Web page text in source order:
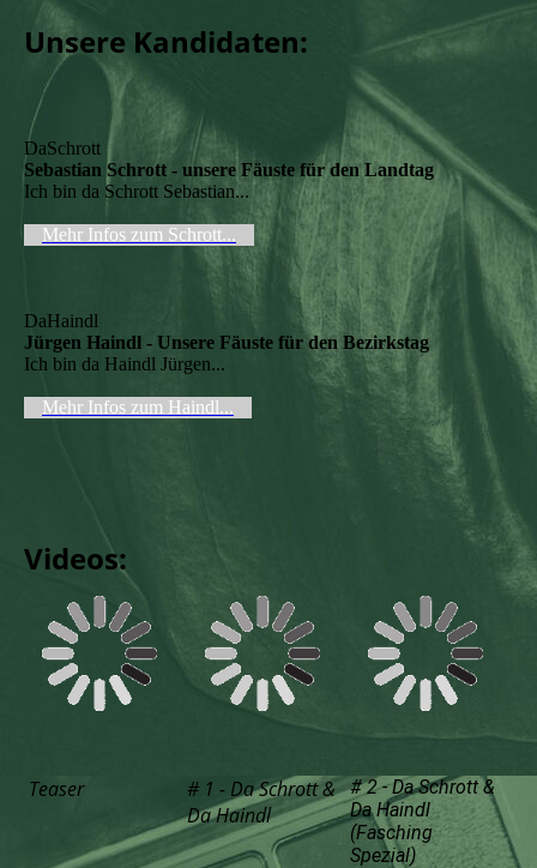
Unsere Kandidaten:
DaSchrott
Sebastian Schrott - unsere Fäuste für den Landtag
Ich bin da Schrott Sebastian...
Mehr Infos zum Schrott...
DaHaindl
Jürgen Haindl - Unsere Fäuste für den Bezirkstag
Ich bin da Haindl Jürgen...
Mehr Infos zum Haindl...
Videos:
Teaser
# 1 - Da Schrott &
Da Haindl
# 2 - Da Schrott &
Da Haindl
(Fasching
Spezial)